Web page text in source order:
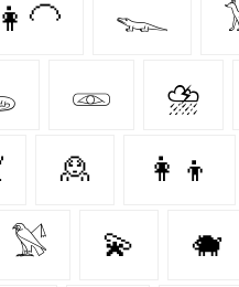
👩‍🦲 𓆊
𓁽 ⛈️
🙎‍ 👩‍👦
𓅄 💫 🐗